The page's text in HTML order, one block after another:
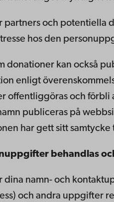
partners och potentiella
hos den
donationer kan också
enligt
offentliggöras och
publiceras på
har gett sitt
behandlas
dina namn- och
och andra uppgifter